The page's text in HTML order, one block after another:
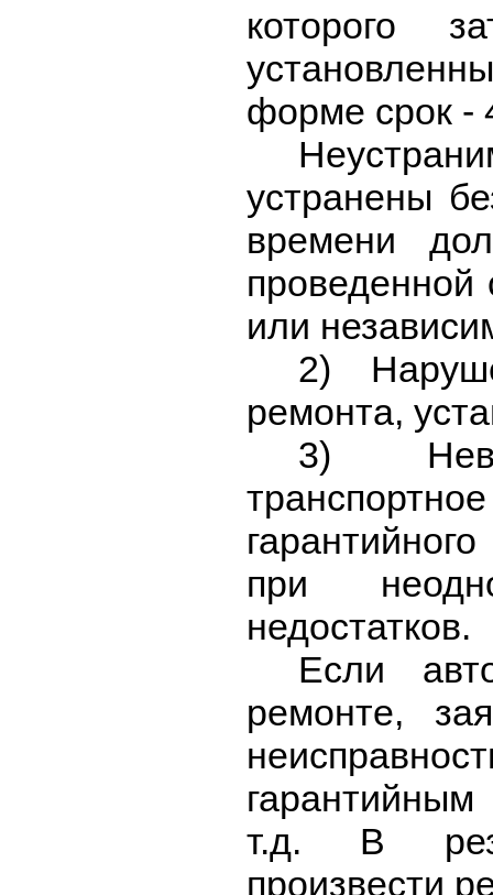
которого
форме срок -
устранены
времени
проведенной
или
2)
ремонта,
3)
при
недостатков.
Если
ремонте,
т.д. В
произвести